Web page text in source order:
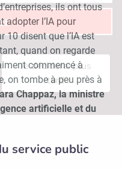
ils ont tous
adopter l’IA pour
10 disent que l’IA est
quand on regarde
commencé à
on tombe à peu près à
Chappaz, la ministre
artificielle et du
service public
Je déciderai plus
tard